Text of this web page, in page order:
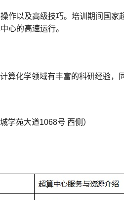
作以及高级技巧。培训期间国家
心的高速运行。
化学领域有丰富的科研经验，
学苑大道1068号 西侧）